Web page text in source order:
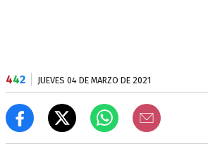
442 JUEVES 04 DE MARZO DE 2021